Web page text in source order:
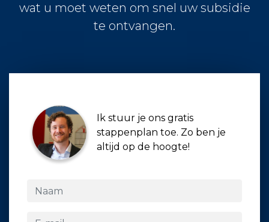
wat u moet weten om snel uw subsidie
te ontvangen.
Ik stuur je ons gratis
stappenplan toe. Zo ben je
altijd op de hoogte!